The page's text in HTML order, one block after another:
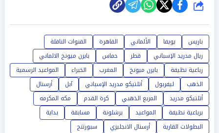
شارك
باريس يويفا الألماني القاهرة
القنوات الناقلة
ريال مدريد الإسباني
قطر حماس
بايرن ميونخ الالماني
رباعية نظيفة
بايرن ميونخ المغرب الخبراء
المواعيد الرسمية
الذهب
ليفربول أتلتيكو مدريد الإسباني آبل
أرسنال
أتلتيكو مدريد
المربع الذهبي كرة القدم
مكه المكرمه
برباعية نظيفة
المواعيد برشلونة مسابقة
بداية
البطولات القارية
أرسنال الانجليزي
سبورتنج